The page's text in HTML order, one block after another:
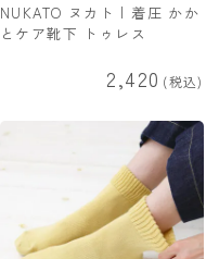
NUKATO ヌカト | 着圧 かか
とケア靴下 トゥレス
2,420 税込